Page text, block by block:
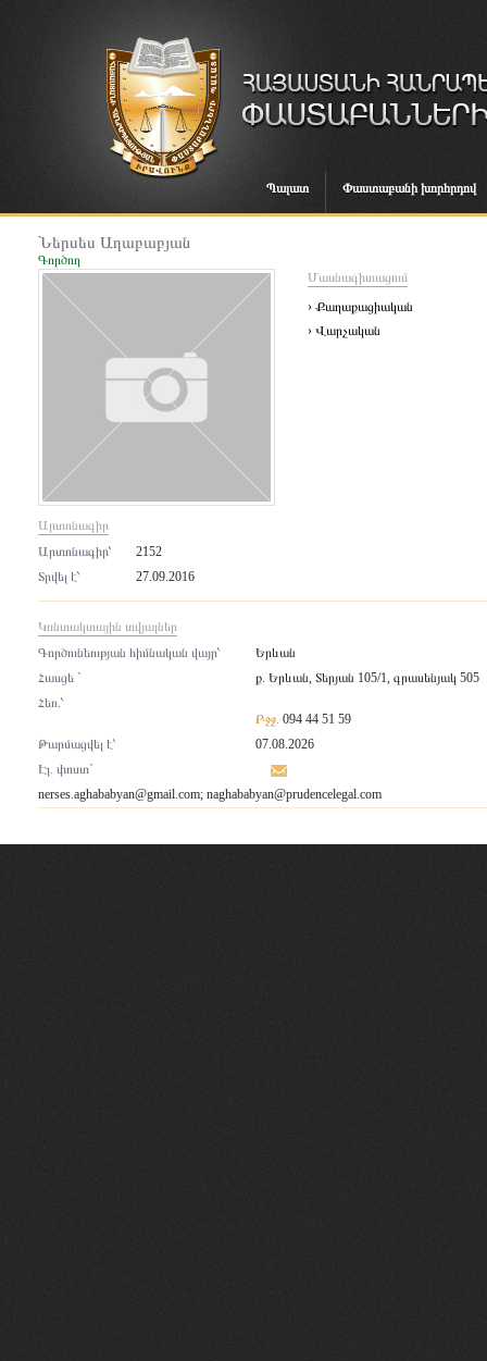
Պալատ Փաստաբանի խորհրդով
Ներսես Աղաբաբյան
Գործող
Արտոնագիր
Արտոնագիր՝
2152
Տրվել է՝
27.09.2016
Մասնագիտացում
› Քաղաքացիական
› Վարչական
Կոնտակտային տվյալներ
Գործունեության հիմնական վայր՝
Երևան
Հասցե `
ք. Երևան, Տերյան 105/1, գրասենյակ 505
Հեռ.՝
Բջջ. 094 44 51 59
Թարմացվել է՝
07.08.2026
Էլ. փոստ`
nerses.aghababyan@gmail.com; naghababyan@prudencelegal.com